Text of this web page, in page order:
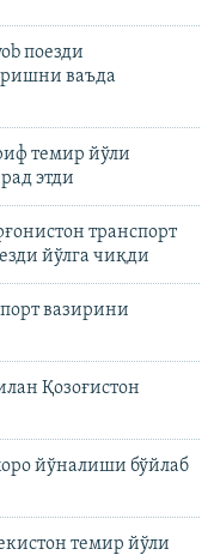
поезди
ваъда
темир йўли
этди
транспорт
йўлга чиқди
вазирини
Қозоғистон
йўналиши бўйлаб
темир йўли